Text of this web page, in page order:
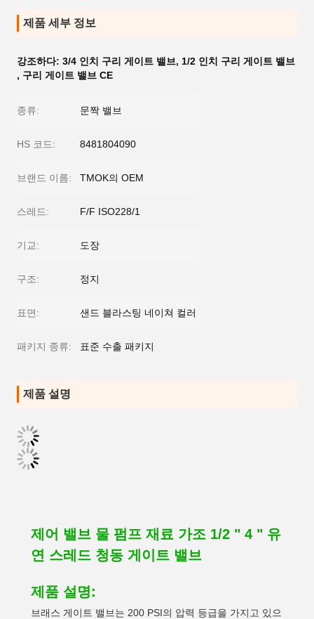
제품 세부 정보
강조하다: 3/4 인치 구리 게이트 밸브, 1/2 인치 구리 게이트 밸브
, 구리 게이트 밸브 CE
종류: 문짝 밸브
HS 코드: 8481804090
브랜드 이름: TMOK의 OEM
스레드: F/F ISO228/1
기교: 도장
구조: 정지
표면: 샌드 블라스팅 네이쳐 컬러
패키지 종류: 표준 수출 패키지
제품 설명
제어 밸브 물 펌프 재료 가조 1/2 " 4 " 유
연 스레드 청동 게이트 밸브
제품 설명:
브래스 게이트 밸브는 200 PSI의 압력 등급을 가지고 있으